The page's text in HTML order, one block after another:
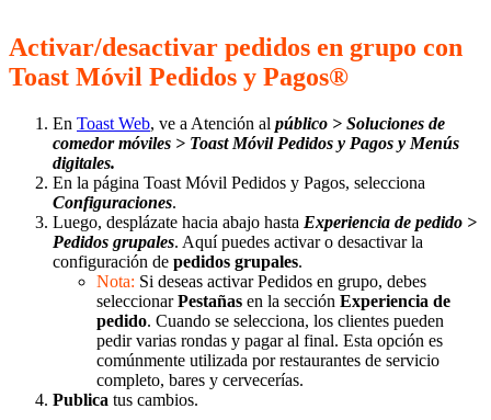
Activar/desactivar pedidos en grupo con
Toast Móvil Pedidos y Pagos®
En Toast Web, ve a Atención al público > Soluciones de
comedor móviles > Toast Móvil Pedidos y Pagos y Menús
digitales.
En la página Toast Móvil Pedidos y Pagos, selecciona
Configuraciones.
Luego, desplázate hacia abajo hasta Experiencia de pedido >
Pedidos grupales. Aquí puedes activar o desactivar la
configuración de pedidos grupales.
Nota: Si deseas activar Pedidos en grupo, debes
seleccionarPestañas en la sección Experiencia de
pedido. Cuando se selecciona, los clientes pueden
pedir varias rondas y pagar al final. Esta opción es
comúnmente utilizada por restaurantes de servicio
completo, bares y cervecerías.
Publica tus cambios.